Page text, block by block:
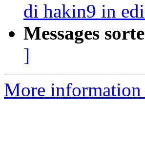
di hakin9 in
Messages
]
More